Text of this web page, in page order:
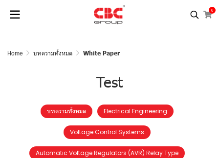
0
Home บทความทั้งหมด White Paper
Test
บทความทั้งหมด Electrical Engineering
Voltage Control Systems
Automatic Voltage Regulators (AVR) Relay Type